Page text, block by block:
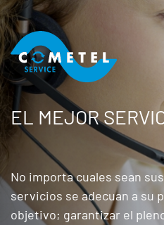
EL MEJOR
No importa cuales sean
servicios se adecuan a su
objetivo; garantizar el